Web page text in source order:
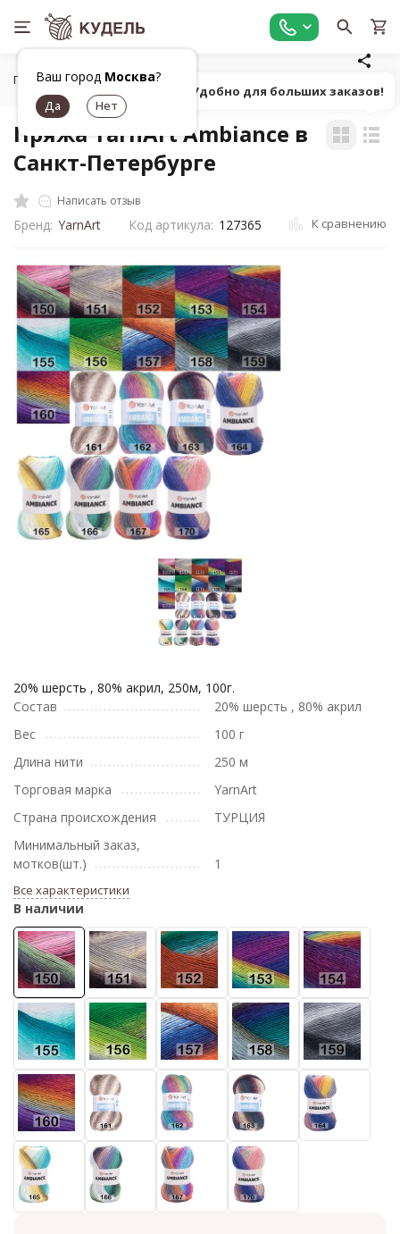
Ваш город Москва?
Главная Все для вязания
Пряжа YarnArt Ambiance в
Санкт-Петербурге
Написать отзыв
Бренд: YarnArt Код артикула: 127365 К сравнению
20% шерсть , 80% акрил, 250м, 100г.
Состав
20% шерсть , 80% акрил
Вес
100 г
Длина нити
250 м
Торговая марка
YarnArt
Страна происхождения
ТУРЦИЯ
Минимальный заказ,
мотков(шт.)
1
Все характеристики
В наличии
Попробуй! Удобно для больших заказов!